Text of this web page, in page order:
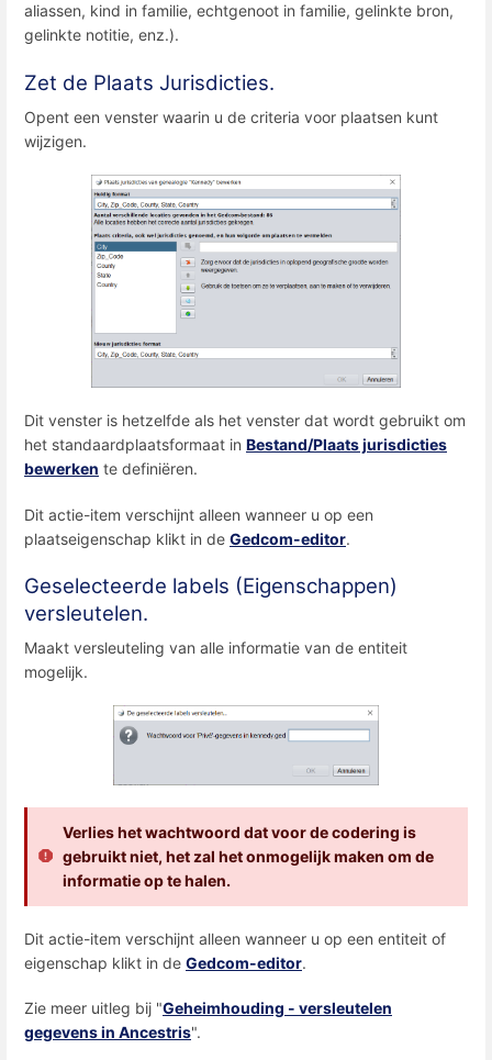
aliassen, kind in familie, echtgenoot in familie, gelinkte bron,
gelinkte notitie, enz.).
Zet de Plaats Jurisdicties.
Opent een venster waarin u de criteria voor plaatsen kunt
wijzigen.
Dit venster is hetzelfde als het venster dat wordt gebruikt om
het standaardplaatsformaat in Bestand/Plaats jurisdicties
bewerken te definiëren.
Dit actie-item verschijnt alleen wanneer u op een
plaatseigenschap klikt in de Gedcom-editor.
Geselecteerde labels (Eigenschappen)
versleutelen.
Maakt versleuteling van alle informatie van de entiteit
mogelijk.
Verlies het wachtwoord dat voor de codering is
gebruikt niet, het zal het onmogelijk maken om de
informatie op te halen.
Dit actie-item verschijnt alleen wanneer u op een entiteit of
eigenschap klikt in de Gedcom-editor.
Zie meer uitleg bij "Geheimhouding - versleutelen
gegevens in Ancestris".